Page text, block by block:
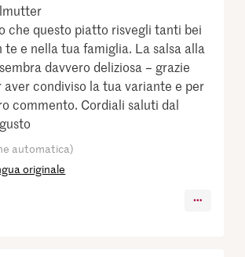
che questo piatto risvegli tanti bei
te e nella tua famiglia. La salsa alla
davvero deliziosa – grazie
aver condiviso la tua variante e per
commento. Cordiali saluti dal
automatica)
originale